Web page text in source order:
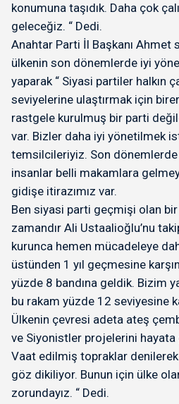
konumuna taşıdık. Daha çok
geleceğiz. “ Dedi.
Anahtar Parti İl Başkanı Ahmet
ülkenin son dönemlerde iyi
yaparak “ Siyasi partiler halkın
seviyelerine ulaştırmak için
rastgele kurulmuş bir parti
var. Bizler daha iyi yönetilmek
temsilcileriyiz. Son
insanlar belli makamlara
gidişe itirazımız var.
Ben siyasi parti geçmişi olan
zamandır Ali Ustaalioğlu’nu
kurunca hemen mücadeleye
üstünden 1 yıl geçmesine
yüzde 8 bandına geldik. Bizim
bu rakam yüzde 12 seviyesine
Ülkenin çevresi adeta ateş
ve Siyonistler projelerini hayata
Vaat edilmiş topraklar
göz dikiliyor. Bunun için ülke
zorundayız. “ Dedi.